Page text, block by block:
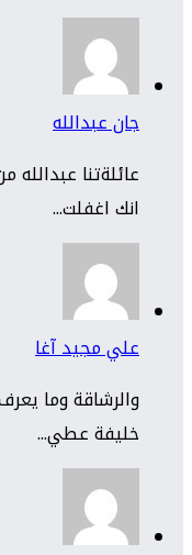
جان عبدالله
عائلةتنا
انك اغفلت...
علي مجيد آغا
والرشاقة وما
خليفة عطي...